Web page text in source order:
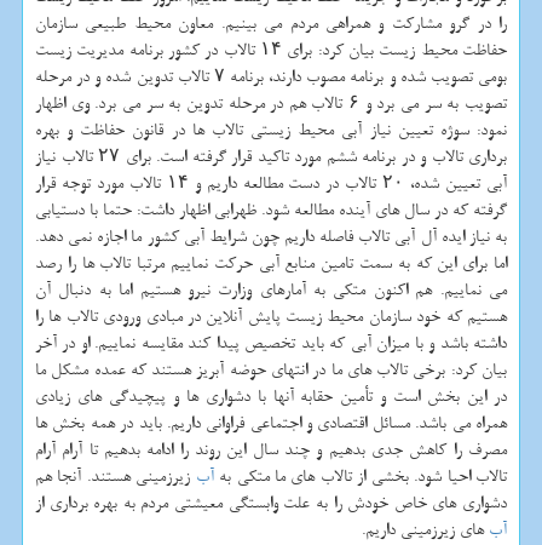
را در گرو مشاركت و همراهی مردم می بینیم. معاون محیط طبیعی سازمان
حفاظت محیط زیست بیان كرد: برای ۱۴ تالاب در كشور برنامه مدیریت زیست
بومی تصویب شده و برنامه مصوب دارند، برنامه ۷ تالاب تدوین شده و در مرحله
تصویب به سر می برد و ۶ تالاب هم در مرحله تدوین به سر می برد. وی اظهار
نمود: سوژه تعیین نیاز آبی محیط زیستی تالاب ها در قانون حفاظت و بهره
برداری تالاب و در برنامه ششم مورد تاكید قرار گرفته است. برای ۲۷ تالاب نیاز
آبی تعیین شده، ۲۰ تالاب در دست مطالعه داریم و ۱۴ تالاب مورد توجه قرار
گرفته كه در سال های آینده مطالعه شود. ظهرابی اظهار داشت: حتما با دستیابی
به نیاز ایده آل آبی تالاب فاصله داریم چون شرایط آبی كشور ما اجازه نمی دهد.
اما برای این كه به سمت تامین منابع آبی حركت نماییم مرتبا تالاب ها را رصد
می نماییم. هم اكنون متكی به آمارهای وزارت نیرو هستیم اما به دنبال آن
هستیم كه خود سازمان محیط زیست پایش آنلاین در مبادی ورودی تالاب ها را
داشته باشد و با میزان آبی كه باید تخصیص پیدا كند مقایسه نماییم. او در آخر
بیان كرد: برخی تالاب های ما در انتهای حوضه آبریز هستند كه عمده مشكل ما
در این بخش است و تأمین حقابه آنها با دشواری ها و پیچیدگی های زیادی
همراه می باشد. مسائل اقتصادی و اجتماعی فراوانی داریم. باید در همه بخش ها
مصرف را كاهش جدی بدهیم و چند سال این روند را ادامه بدهیم تا آرام آرام
تالاب احیا شود. بخشی از تالاب های ما متكی بهآب زیرزمینی هستند. آنجا هم
دشواری های خاص خودش را به علت وابستگی معیشتی مردم به بهره برداری از
آبهای زیرزمینی داریم.